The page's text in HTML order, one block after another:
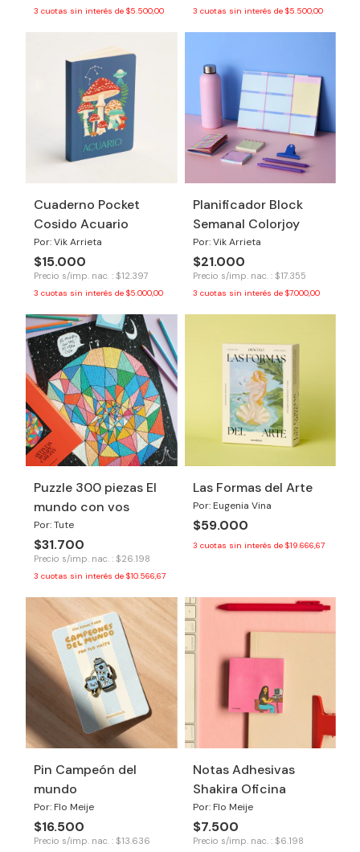
3 cuotas sin interés de $5.500,00 3 cuotas sin interés de $5.500,00
Cuaderno Pocket
Cosido Acuario
Por: Vik Arrieta
$15.000
Precio s/imp. nac. : $12.397
3 cuotas sin interés de $5.000,00
Planificador Block
Semanal Colorjoy
Por: Vik Arrieta
$21.000
Precio s/imp. nac. : $17.355
3 cuotas sin interés de $7.000,00
Puzzle 300 piezas El
mundo con vos
Por: Tute
$31.700
Precio s/imp. nac. : $26.198
3 cuotas sin interés de $10.566,67
Las Formas del Arte
Por: Eugenia Vina
$59.000
3 cuotas sin interés de $19.666,67
Pin Campeón del
mundo
Por: Flo Meije
$16.500
Precio s/imp. nac. : $13.636
Notas Adhesivas
Shakira Oficina
Por: Flo Meije
$7.500
Precio s/imp. nac. : $6.198